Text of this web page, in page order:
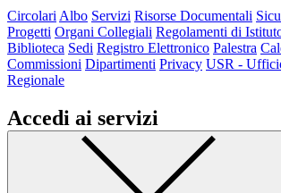
Circolari Albo Servizi Risorse Documentali
Progetti Organi Collegiali Regolamenti di
Biblioteca Sedi Registro Elettronico Palestra
Commissioni Dipartimenti Privacy USR -
Regionale
Accedi ai servizi